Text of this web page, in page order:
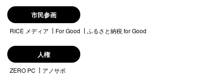
市民参画
RICE メディア For Good ふるさと納税 for Good
人権
ZERO PC アノサポ